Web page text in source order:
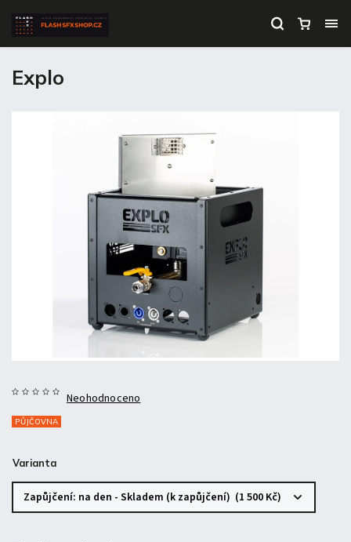
Explo
PŮJČOVNA
Neohodnoceno
Varianta